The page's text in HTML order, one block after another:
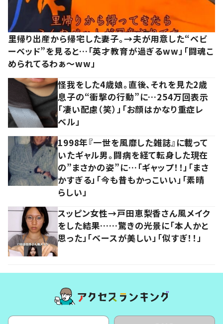
里帰り出産から帰宅した妻子。→夫が用意した“ベビ
ーベッド”を見ると…「英才教育が過ぎるww」「闘魂こ
められてるわぁ～ww」
怪我をした4歳娘。直後、それを見た2歳
息子の“衝撃の行動”に…254万回表示
「凄い配慮（笑）」「お顔はかなり重症レ
ベル」
1998年『一世を風靡した雑誌』に載って
いたギャル男。闘病を経て転身した現在
の”まさかの姿”に…「ギャップ！！」「まさ
かすぎる」「今も昔もかっこいい」「素晴
らしい」
スッピン女性→戸田恵梨香さん風メイク
をした結果……驚きの光景に「本人かと
思った」「ベースが美しい」「似すぎ！！」